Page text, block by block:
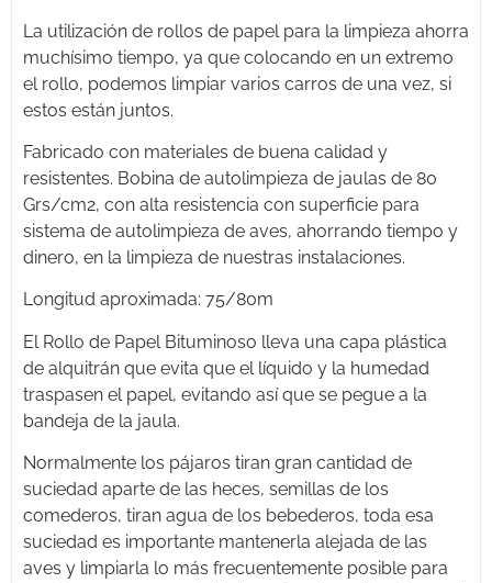
La utilización de rollos de papel para la limpieza ahorra
muchísimo tiempo, ya que colocando en un extremo
el rollo, podemos limpiar varios carros de una vez, si
estos están juntos.
Fabricado con materiales de buena calidad y
resistentes. Bobina de autolimpieza de jaulas de 80
Grs/cm2, con alta resistencia con superficie para
sistema de autolimpieza de aves, ahorrando tiempo y
dinero, en la limpieza de nuestras instalaciones.
Longitud aproximada: 75/80m
El Rollo de Papel Bituminoso lleva una capa plástica
de alquitrán que evita que el líquido y la humedad
traspasen el papel, evitando así que se pegue a la
bandeja de la jaula.
Normalmente los pájaros tiran gran cantidad de
suciedad aparte de las heces, semillas de los
comederos, tiran agua de los bebederos, toda esa
suciedad es importante mantenerla alejada de las
aves y limpiarla lo más frecuentemente posible para